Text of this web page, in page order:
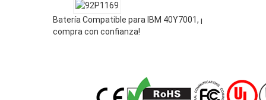
Batería Compatible para IBM 40Y7001, ¡
compra con confianza!